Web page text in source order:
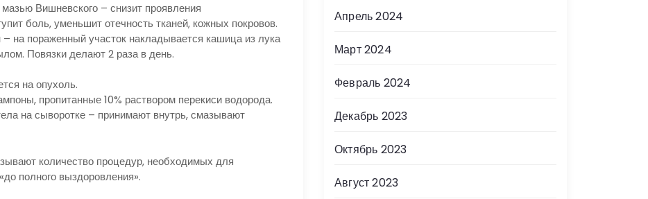
Вишневского – снизит проявления
боль, уменьшит отечность тканей, кожных покровов.
на пораженный участок накладывается кашица из лука
Повязки делают 2 раза в день.
на опухоль.
пропитанные 10% раствором перекиси водорода.
на сыворотке – принимают внутрь, смазывают
количество процедур, необходимых для
полного выздоровления».
Апрель 2024
Март 2024
Февраль 2024
Декабрь 2023
Октябрь 2023
Август 2023